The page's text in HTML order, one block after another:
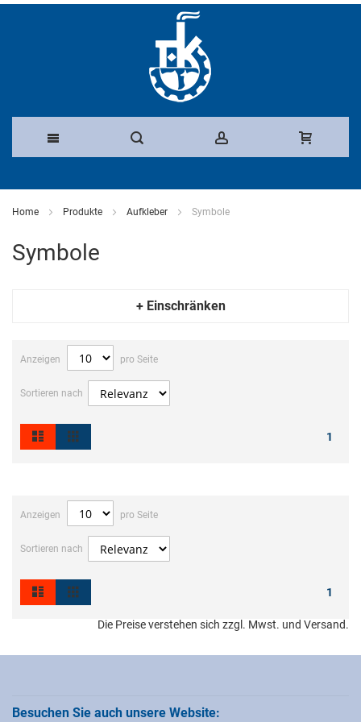
zum
Home Produkte Aufkleber Symbole
Symbole
+ Einschränken
Anzeigen pro Seite
Sortieren nach
1
Ansicht
Anzeigen pro Seite
Sortieren nach
1
Ansicht
Die Preise verstehen sich zzgl. Mwst. und Versand.
Besuchen Sie auch unsere Website: